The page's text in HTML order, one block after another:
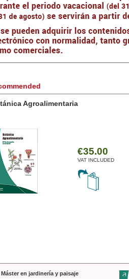
Agroalimentaria
€35.00
VAT INCLUDED
en jardinería y paisaje